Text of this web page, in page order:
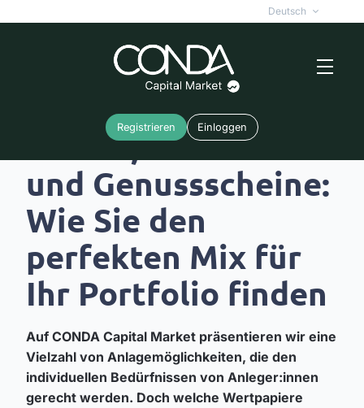
Deutsch
Registrieren Einloggen
Aktien, Anleihen
und Genussscheine:
Wie Sie den
perfekten Mix für
Ihr Portfolio finden
Auf CONDA Capital Market präsentieren wir eine
Vielzahl von Anlagemöglichkeiten, die den
individuellen Bedürfnissen von Anleger:innen
gerecht werden. Doch welche Wertpapiere